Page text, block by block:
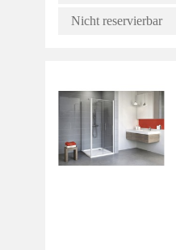
Nicht reservierbar